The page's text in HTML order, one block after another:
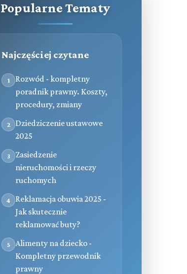
Popularne Tematy
Najczęściej czytane
1
Rozwód - kompletny
poradnik prawny. Koszty,
procedury, zmiany
2
Dziedziczenie ustawowe
2025
3
Zasiedzenie
nieruchomości i rzeczy
ruchomych
4
Reklamacja obuwia 2025 -
Jak skutecznie
reklamować buty?
5
Alimenty na dziecko -
Kompletny przewodnik
prawny